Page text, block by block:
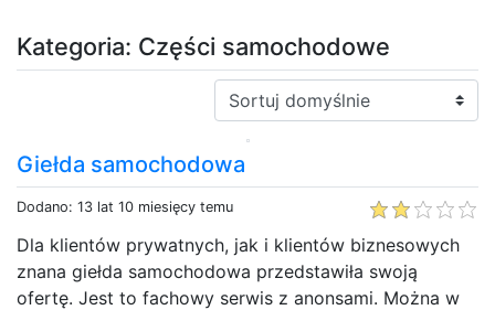
Kategoria: Części samochodowe
Sortuj:
Giełda samochodowa
Dodano: 13 lat 10 miesięcy temu
Dla klientów prywatnych, jak i klientów biznesowych
znana giełda samochodowa przedstawiła swoją
ofertę. Jest to fachowy serwis z anonsami. Można w